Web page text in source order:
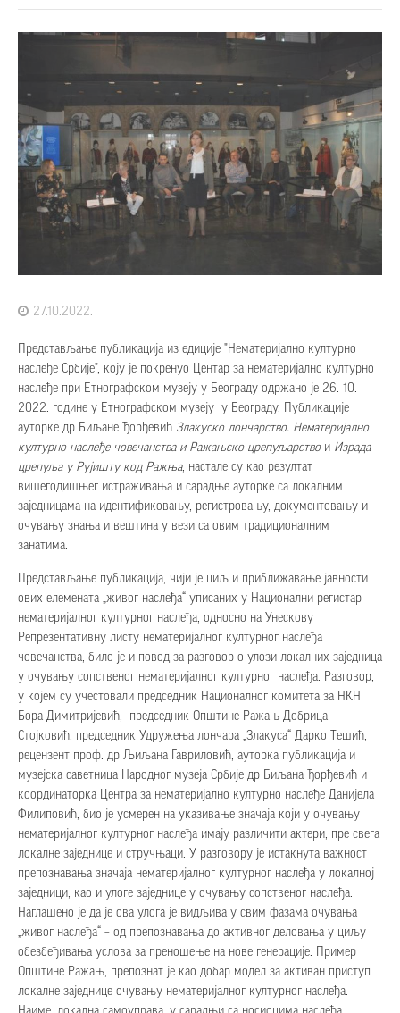
27.10.2022.
Представљање публикација из едиције "Нематеријално културно
наслеђе Србије", коју је покренуо Центар за нематеријално културно
наслеђе при Етнографском музеју у Београду одржано је 26. 10.
2022. године у Етнографском музеју у Београду. Публикације
ауторке др Биљане Ђорђевић Злакуско лончарство. Нематеријално
културно наслеђе човечанства и Ражањско црепуљарствои Израда
црепуља у Рујишту код Ражња, настале су као резултат
вишегодишњег истраживања и сарадње ауторке са локалним
заједницама на идентификовању, регистровању, документовању и
очувању знања и вештина у вези са овим традиционалним
занатима.
Представљање публикација, чији је циљ и приближавање јавности
ових елемената „живог наслеђа“ уписаних у Национални регистар
нематеријалног културног наслеђа, односно на Унескову
Репрезентативну листу нематеријалног културног наслеђа
човечанства, било је и повод за разговор о улози локалних заједница
у очувању сопственог нематеријалног културног наслеђа. Разговор,
у којем су учестовали председник Националног комитета за НКН
Бора Димитријевић, председник Општине Ражањ Добрица
Стојковић, председник Удружења лончара „Злакуса“ Дарко Тешић,
рецензент проф. др Љиљана Гавриловић, ауторка публикација и
музејска саветница Народног музеја Србије др Биљана Ђорђевић и
координаторка Центра за нематеријално културно наслеђе Данијела
Филиповић, био је усмерен на указивање значаја који у очувању
нематеријалног културног наслеђа имају различити актери, пре свега
локалне заједнице и стручњаци. У разговору је истакнута важност
препознавања значаја нематеријалног културног наслеђа у локалној
заједници, као и улоге заједнице у очувању сопственог наслеђа.
Наглашено је да је ова улога је видљива у свим фазама очувања
„живог наслеђа“ – од препознавања до активног деловања у циљу
обезбеђивања услова за преношење на нове генерације. Пример
Општине Ражањ, препознат је као добар модел за активан приступ
локалне заједнице очувању нематеријалног културног наслеђа.